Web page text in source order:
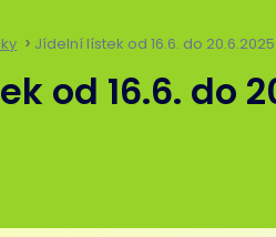
Jídelní lístek od 16.6. do 20.6.2025
od 16.6. do